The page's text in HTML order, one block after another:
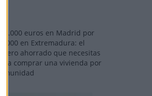
110.000 euros en Madrid por
31.000 en Extremadura: el
dinero ahorrado que necesitas
para comprar una vivienda por
comunidad